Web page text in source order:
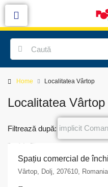
Home Localitatea Vârtop
Localitatea Vârtop
Filtrează după: implicit
Vârtop, Dolj, 207610, Romania